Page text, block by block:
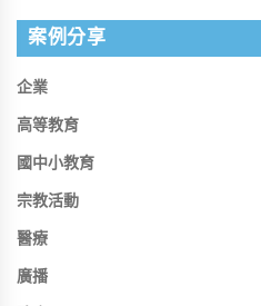
案例分享
企業
高等教育
國中小教育
宗教活動
醫療
廣播